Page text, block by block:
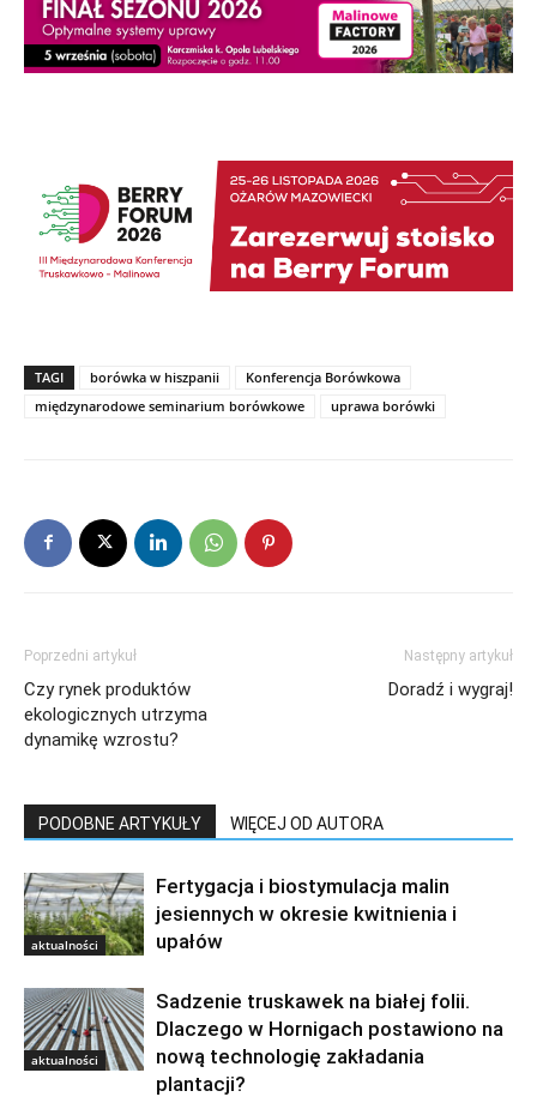
TAGI borówka w hiszpanii
Konferencja Borówkowa
międzynarodowe seminarium borówkowe
uprawa borówki
Poprzedni artykuł
Czy rynek produktów
ekologicznych utrzyma
dynamikę wzrostu?
Następny artykuł
Doradź i wygraj!
PODOBNE ARTYKUŁY WIĘCEJ OD AUTORA
aktualności
Fertygacja i biostymulacja malin
jesiennych w okresie kwitnienia i
upałów
aktualności
Sadzenie truskawek na białej folii.
Dlaczego w Hornigach postawiono na
nową technologię zakładania
plantacji?